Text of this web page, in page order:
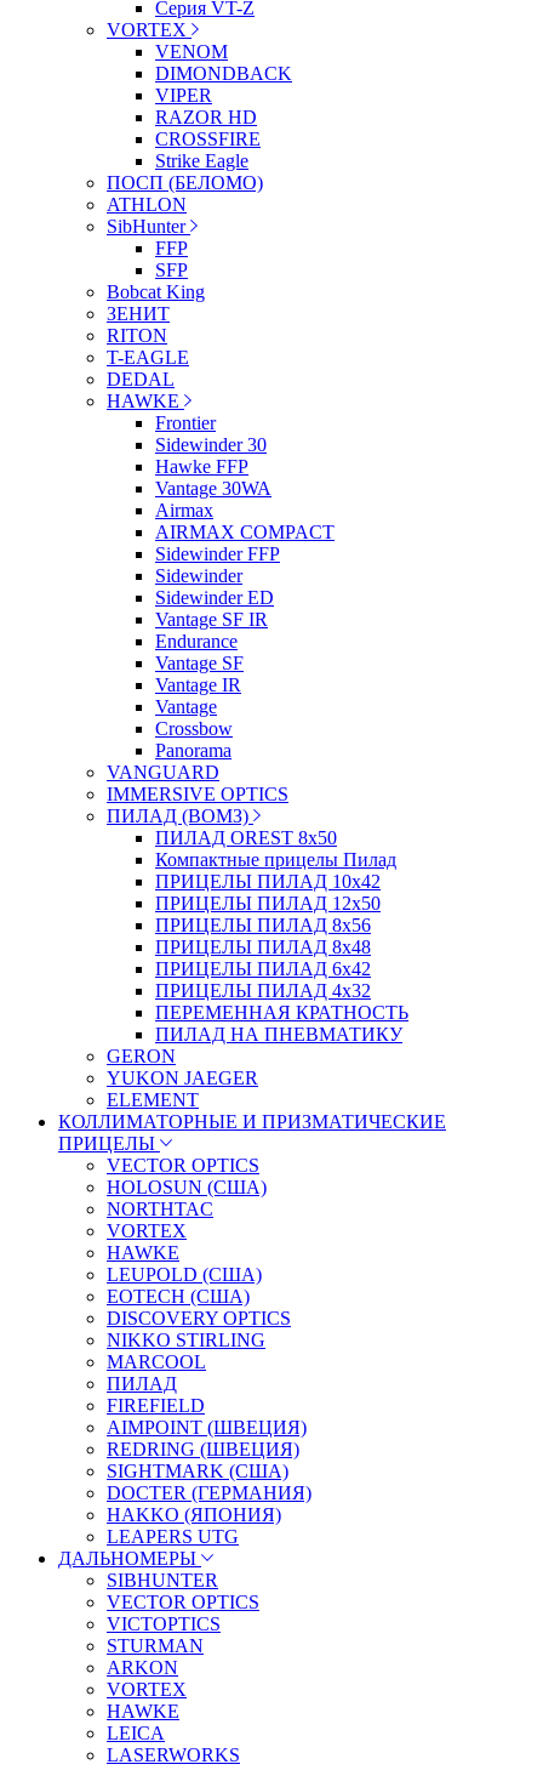
Серия VT-Z
VORTEX
VENOM
DIMONDBACK
VIPER
RAZOR HD
CROSSFIRE
Strike Eagle
ПОСП (БЕЛОМО)
ATHLON
SibHunter
FFP
SFP
Bobcat King
ЗЕНИТ
RITON
T-EAGLE
DEDAL
HAWKE
Frontier
Sidewinder 30
Hawke FFP
Vantage 30WA
Airmax
AIRMAX COMPACT
Sidewinder FFP
Sidewinder
Sidewinder ED
Vantage SF IR
Endurance
Vantage SF
Vantage IR
Vantage
Crossbow
Panorama
VANGUARD
IMMERSIVE OPTICS
ПИЛАД (ВОМЗ)
ПИЛАД OREST 8х50
Компактные прицелы Пилад
ПРИЦЕЛЫ ПИЛАД 10х42
ПРИЦЕЛЫ ПИЛАД 12х50
ПРИЦЕЛЫ ПИЛАД 8х56
ПРИЦЕЛЫ ПИЛАД 8х48
ПРИЦЕЛЫ ПИЛАД 6х42
ПРИЦЕЛЫ ПИЛАД 4х32
ПЕРЕМЕННАЯ КРАТНОСТЬ
ПИЛАД НА ПНЕВМАТИКУ
GERON
YUKON JAEGER
ELEMENT
КОЛЛИМАТОРНЫЕ И ПРИЗМАТИЧЕСКИЕ
ПРИЦЕЛЫ
VECTOR OPTICS
HOLOSUN (США)
NORTHTAC
VORTEX
HAWKE
LEUPOLD (США)
EOTECH (США)
DISCOVERY OPTICS
NIKKO STIRLING
MARCOOL
ПИЛАД
FIREFIELD
AIMPOINT (ШВЕЦИЯ)
REDRING (ШВЕЦИЯ)
SIGHTMARK (США)
DOCTER (ГЕРМАНИЯ)
HAKKO (ЯПОНИЯ)
LEAPERS UTG
ДАЛЬНОМЕРЫ
SIBHUNTER
VECTOR OPTICS
VICTOPTICS
STURMAN
ARKON
VORTEX
HAWKE
LEICA
LASERWORKS